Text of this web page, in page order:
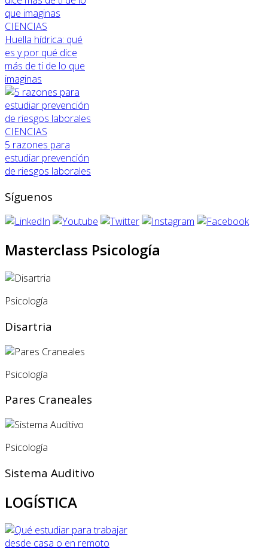
CIENCIAS
Huella hídrica: qué
es y por qué dice
más de ti de lo que
imaginas
CIENCIAS
5 razones para
estudiar prevención
de riesgos laborales
Síguenos
Masterclass Psicología
Psicología
Disartria
Psicología
Pares Craneales
Psicología
Sistema Auditivo
LOGÍSTICA